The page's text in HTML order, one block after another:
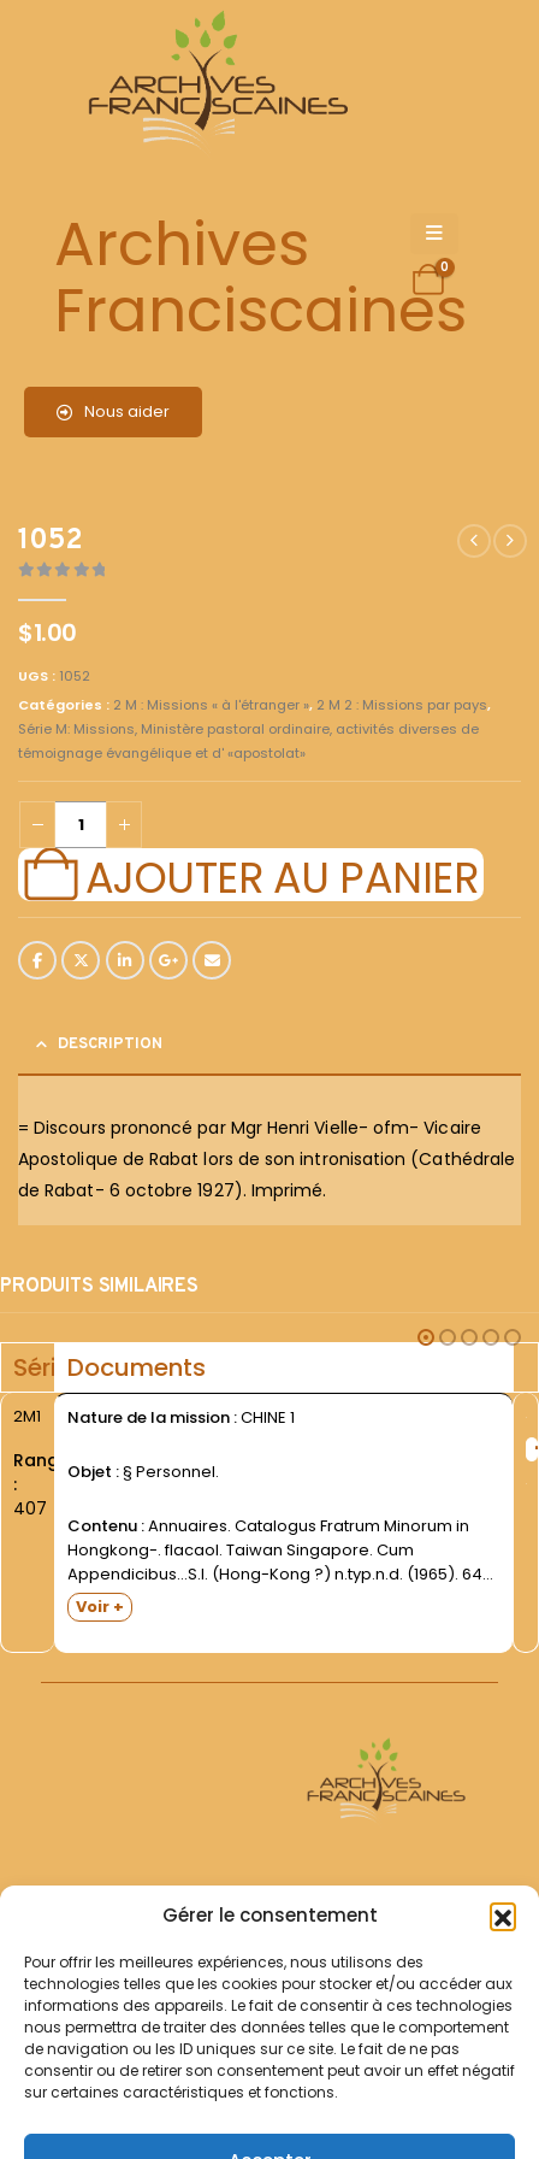
Gérer le consentement
Pour offrir les meilleures expériences, nous utilisons des
technologies telles que les cookies pour stocker et/ou accéder aux
informations des appareils. Le fait de consentir à ces technologies
nous permettra de traiter des données telles que le comportement
de navigation ou les ID uniques sur ce site. Le fait de ne pas
consentir ou de retirer son consentement peut avoir un effet négatif
sur certaines caractéristiques et fonctions.
Archives
Franciscaines
Nous aider
0
1052
$1.00
UGS : 1052
Catégories : 2 M : Missions « à l'étranger », 2 M 2 : Missions par pays,
Série M: Missions, Ministère pastoral ordinaire, activités diverses de
témoignage évangélique et d' «apostolat»
AJOUTER AU PANIER
DESCRIPTION
= Discours prononcé par Mgr Henri Vielle- ofm- Vicaire
Apostolique de Rabat lors de son intronisation (Cathédrale
de Rabat- 6 octobre 1927). Imprimé.
PRODUITS SIMILAIRES
SérieDocuments
2M1
Rang
:
407
Nature de la mission :CHINE 1
Objet :§ Personnel.
Contenu :Annuaires. Catalogus Fratrum Minorum in
Hongkong-. flacaol. Taiwan Singapore. Cum
Appendicibus...S.l. (Hong-Kong ?) n.typ.n.d. (1965). 64
p. Catalogus Fratrum Minorum. Vicariae B.M.V. Reginae
Sinarum. Cum Appendicibus. Kowlong/Hong-Kong-
Voir +
Archives Franciscaines
RECHERCHER
Comment chercher ?
Les archives
Notre démarche
Contact